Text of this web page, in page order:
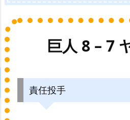
巨人 8 – 7
責任投手